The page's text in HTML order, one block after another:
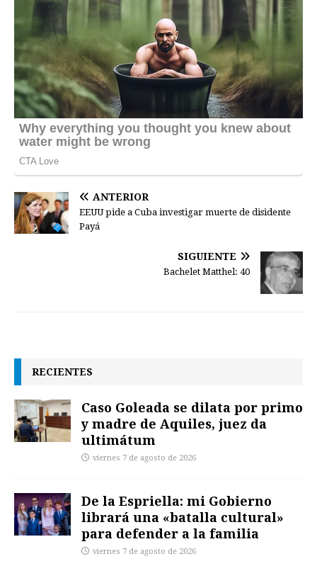
ANTERIOR
EEUU pide a Cuba investigar muerte de disidente
Payá
SIGUIENTE
Bachelet Matthel: 40
RECIENTES
Caso Goleada se dilata por primo
y madre de Aquiles, juez da
ultimátum
viernes 7 de agosto de 2026
De la Espriella: mi Gobierno
librará una «batalla cultural»
para defender a la familia
viernes 7 de agosto de 2026